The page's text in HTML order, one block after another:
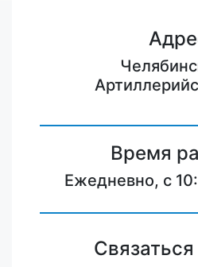
Время
Ежедневно, с